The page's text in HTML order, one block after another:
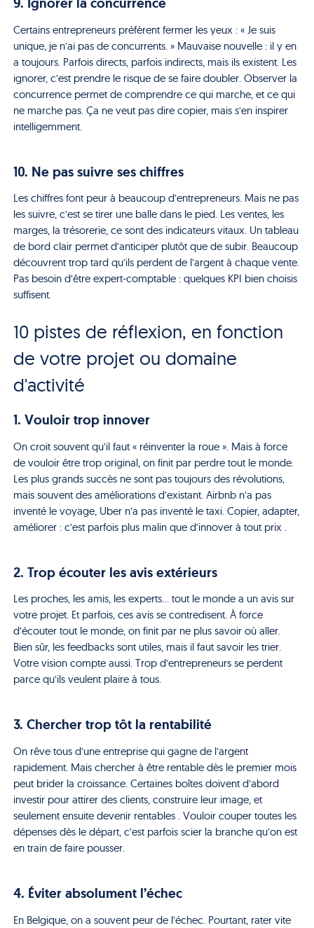
Certains entrepreneurs préfèrent fermer les yeux : « Je suis
unique, je n’ai pas de concurrents. » Mauvaise nouvelle : il y en
a toujours. Parfois directs, parfois indirects, mais ils existent. Les
ignorer, c’est prendre le risque de se faire doubler. Observer la
concurrence permet de comprendre ce qui marche, et ce qui
ne marche pas. Ça ne veut pas dire copier, mais s’en inspirer
intelligemment.
10. Ne pas suivre ses chiffres
Les chiffres font peur à beaucoup d’entrepreneurs. Mais ne pas
les suivre, c’est se tirer une balle dans le pied. Les ventes, les
marges, la trésorerie, ce sont des indicateurs vitaux. Un tableau
de bord clair permet d’anticiper plutôt que de subir. Beaucoup
découvrent trop tard qu’ils perdent de l’argent à chaque vente.
Pas besoin d’être expert-comptable : quelques KPI bien choisis
suffisent.
10 pistes de réflexion, en fonction
de votre projet ou domaine
d'activité
1. Vouloir trop innover
On croit souvent qu’il faut « réinventer la roue ». Mais à force
de vouloir être trop original, on finit par perdre tout le monde.
Les plus grands succès ne sont pas toujours des révolutions,
mais souvent des améliorations d’existant. Airbnb n’a pas
inventé le voyage, Uber n’a pas inventé le taxi. Copier, adapter,
améliorer : c’est parfois plus malin que d’innover à tout prix .
2. Trop écouter les avis extérieurs
Les proches, les amis, les experts… tout le monde a un avis sur
votre projet. Et parfois, ces avis se contredisent. À force
d’écouter tout le monde, on finit par ne plus savoir où aller.
Bien sûr, les feedbacks sont utiles, mais il faut savoir les trier.
Votre vision compte aussi. Trop d’entrepreneurs se perdent
parce qu’ils veulent plaire à tous.
3. Chercher trop tôt la rentabilité
On rêve tous d’une entreprise qui gagne de l’argent
rapidement. Mais chercher à être rentable dès le premier mois
peut brider la croissance. Certaines boîtes doivent d’abord
investir pour attirer des clients, construire leur image, et
seulement ensuite devenir rentables . Vouloir couper toutes les
dépenses dès le départ, c’est parfois scier la branche qu’on est
en train de faire pousser.
4. Éviter absolument l’échec
En Belgique, on a souvent peur de l’échec. Pourtant, rater vite